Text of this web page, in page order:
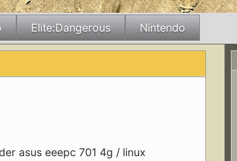
Elite:Dangerous Nintendo
asus eeepc 701 4g / linux